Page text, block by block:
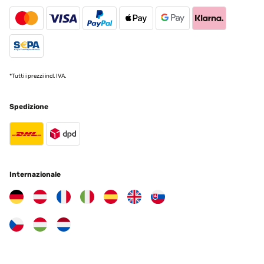
Usuario/a de amazon
Tradurre
Utente Amazon
Als Elternteil, das stets auf der Suche nach pädagogisch
Natural Learning Tower. Nachdem ich ihn ausgiebig getestet habe,
kann ich sowohl positive als auch kritische Aspekte
*Tutti i prezzi incl. IVA.
Spedizione
Internazionale